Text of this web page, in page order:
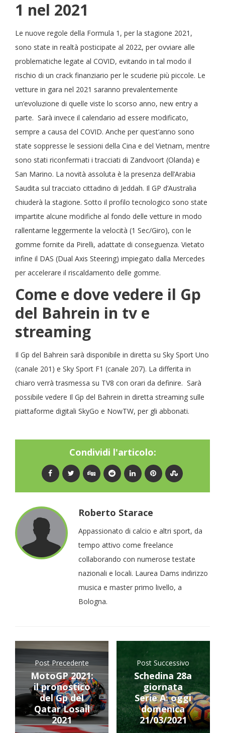
1 nel 2021
Le nuove regole della Formula 1, per la stagione 2021,
sono state in realtà posticipate al 2022, per ovviare alle
problematiche legate al COVID, evitando in tal modo il
rischio di un crack finanziario per le scuderie più piccole. Le
vetture in gara nel 2021 saranno prevalentemente
un’evoluzione di quelle viste lo scorso anno, new entry a
parte. Sarà invece il calendario ad essere modificato,
sempre a causa del COVID. Anche per quest’anno sono
state soppresse le sessioni della Cina e del Vietnam, mentre
sono stati riconfermati i tracciati di Zandvoort (Olanda) e
San Marino. La novità assoluta è la presenza dell’Arabia
Saudita sul tracciato cittadino di Jeddah. Il GP d’Australia
chiuderà la stagione. Sotto il profilo tecnologico sono state
impartite alcune modifiche al fondo delle vetture in modo
rallentarne leggermente la velocità (1 Sec/Giro), con le
gomme fornite da Pirelli, adattate di conseguenza. Vietato
infine il DAS (Dual Axis Steering) impiegato dalla Mercedes
per accelerare il riscaldamento delle gomme.
Come e dove vedere il Gp
del Bahrein in tv e
streaming
Il Gp del Bahrein sarà disponibile in diretta su Sky Sport Uno
(canale 201) e Sky Sport F1 (canale 207). La differita in
chiaro verrà trasmessa su TV8 con orari da definire. Sarà
possibile vedere Il Gp del Bahrein in diretta streaming sulle
piattaforme digitali SkyGo e NowTW, per gli abbonati.
Condividi l'articolo:
Roberto Starace
Appassionato di calcio e altri sport, da
tempo attivo come freelance
collaborando con numerose testate
nazionali e locali. Laurea Dams indirizzo
musica e master primo livello, a
Bologna.
Post Precedente
MotoGP 2021:
il pronostico
del Gp del
Qatar Losail
2021
Post Successivo
Schedina 28a
giornata
Serie A: oggi
domenica
21/03/2021